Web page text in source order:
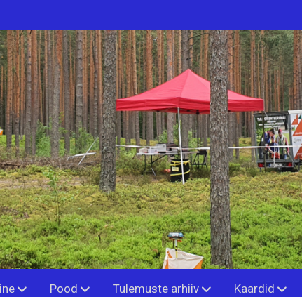
Pood Tulemuste arhiiv Kaardid